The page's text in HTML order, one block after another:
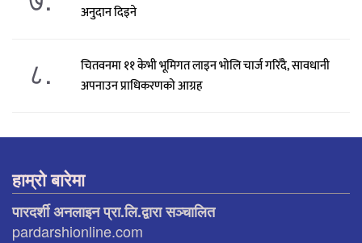
अनुदान दिइने
८.
चितवनमा ११ केभी भूमिगत लाइन भोलि चार्ज गरिँदै, सावधानी
अपनाउन प्राधिकरणको आग्रह
हाम्रो बारेमा
पारदर्शी अनलाइन प्रा.लि.द्वारा सञ्चालित
pardarshionline.com